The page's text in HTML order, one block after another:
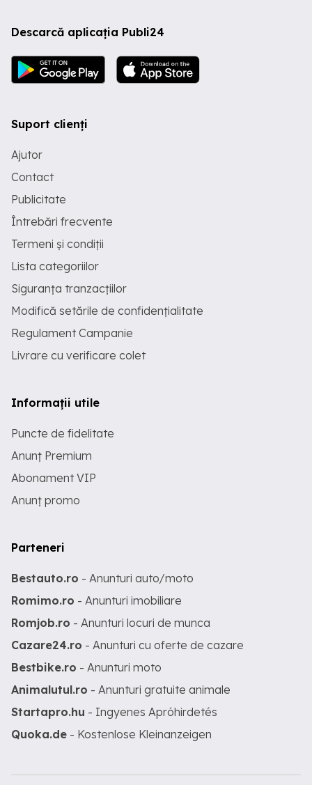
Descarcă aplicația Publi24
Suport clienți
Ajutor
Contact
Publicitate
Întrebări frecvente
Termeni și condiții
Lista categoriilor
Siguranța tranzacțiilor
Modifică setările de confidențialitate
Regulament Campanie
Livrare cu verificare colet
Informații utile
Puncte de fidelitate
Anunț Premium
Abonament VIP
Anunț promo
Parteneri
Bestauto.ro - Anunturi auto/moto
Romimo.ro - Anunturi imobiliare
Romjob.ro - Anunturi locuri de munca
Cazare24.ro - Anunturi cu oferte de cazare
Bestbike.ro - Anunturi moto
Animalutul.ro - Anunturi gratuite animale
Startapro.hu - Ingyenes Apróhirdetés
Quoka.de - Kostenlose Kleinanzeigen